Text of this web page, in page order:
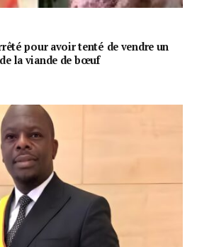
pour avoir tenté de vendre un
la viande de bœuf